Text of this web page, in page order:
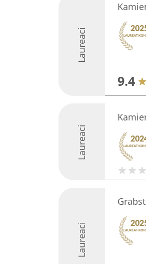
Laureaci
9.4
Laureaci
Laureaci